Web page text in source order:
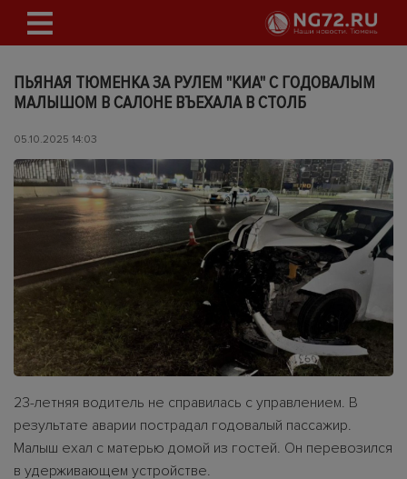
ПЬЯНАЯ ТЮМЕНКА ЗА РУЛЕМ "КИА" С ГОДОВАЛЫМ
МАЛЫШОМ В САЛОНЕ ВЪЕХАЛА В СТОЛБ
05.10.2025 14:03
23-летняя водитель не справилась с управлением. В
результате аварии пострадал годовалый пассажир.
Малыш ехал с матерью домой из гостей. Он перевозился
в удерживающем устройстве.